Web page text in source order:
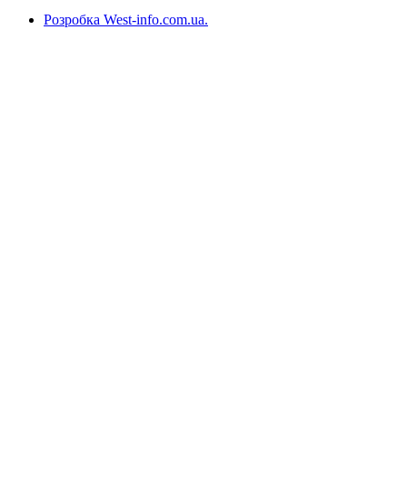
Розробка West-info.com.ua.